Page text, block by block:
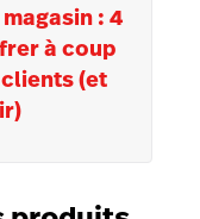
: 4
à coup
(et